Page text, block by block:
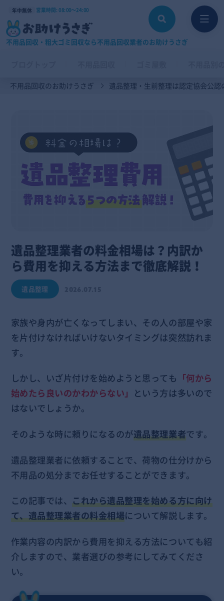
年中無休 営業時間: 08:00〜24:00
不用品回収・粗大ゴミ回収なら不用品回収業者のお助けうさぎ
不用品回収のお助けうさぎ 遺品整理・生前整理は認定協会公認
遺品整理業者の料金相場は？内訳か
ら費用を抑える方法まで徹底解説！
遺品整理
家族や身内が亡くなってしまい、その人の部屋や家
を片付けなければいけないタイミングは突然訪れま
す。
しかし、いざ片付けを始めようと思っても 「何から
始めたら良いのかわからない」 という方は多いので
はないでしょうか。
そのような時に頼りになるのが遺品整理業者です。
遺品整理業者に依頼することで、荷物の仕分けから
不用品の処分までお任せすることができます。
この記事では、これから遺品整理を始める方に向け
て、遺品整理業者の料金相場について解説します。
作業内容の内訳から費用を抑える方法についても紹
介しますので、業者選びの参考にしてみてくださ
い。